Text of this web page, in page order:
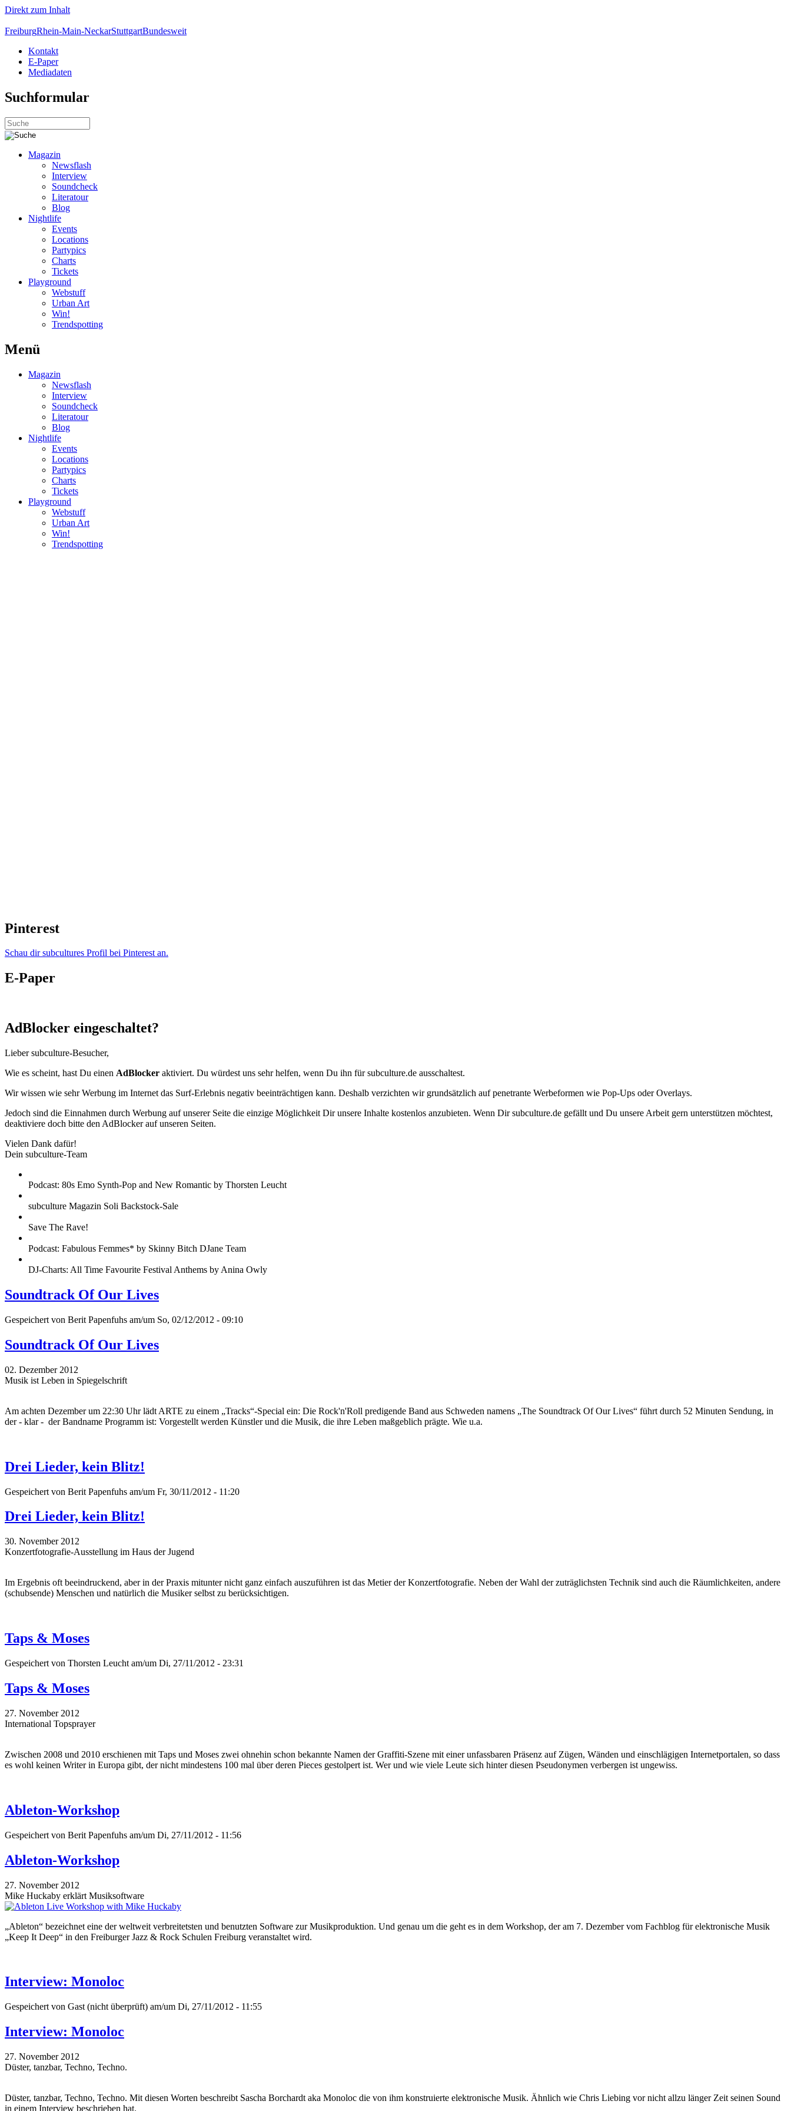
Direkt zum Inhalt
FreiburgRhein-Main-NeckarStuttgartBundesweit
Kontakt
E-Paper
Mediadaten
Suchformular
Magazin
Newsflash
Interview
Soundcheck
Literatour
Blog
Nightlife
Events
Locations
Partypics
Charts
Tickets
Playground
Webstuff
Urban Art
Win!
Trendspotting
Menü
Magazin
Newsflash
Interview
Soundcheck
Literatour
Blog
Nightlife
Events
Locations
Partypics
Charts
Tickets
Playground
Webstuff
Urban Art
Win!
Trendspotting
Pinterest
Schau dir subcultures Profil bei Pinterest an.
E-Paper
AdBlocker eingeschaltet?
Lieber subculture-Besucher,
Wie es scheint, hast Du einen AdBlocker aktiviert. Du würdest uns sehr helfen, wenn Du ihn für subculture.de ausschaltest.
Wir wissen wie sehr Werbung im Internet das Surf-Erlebnis negativ beeinträchtigen kann. Deshalb verzichten wir grundsätzlich auf penetrante Werbeformen wie Pop-Ups oder Overlays.
Jedoch sind die Einnahmen durch Werbung auf unserer Seite die einzige Möglichkeit Dir unsere Inhalte kostenlos anzubieten. Wenn Dir subculture.de gefällt und Du unsere Arbeit gern unterstützen möchtest,
deaktiviere doch bitte den AdBlocker auf unseren Seiten.
Vielen Dank dafür!
Dein subculture-Team
Podcast: 80s Emo Synth-Pop and New Romantic by Thorsten Leucht
subculture Magazin Soli Backstock-Sale
Save The Rave!
Podcast: Fabulous Femmes* by Skinny Bitch DJane Team
DJ-Charts: All Time Favourite Festival Anthems by Anina Owly
Soundtrack Of Our Lives
Gespeichert von Berit Papenfuhs am/um So, 02/12/2012 - 09:10
Soundtrack Of Our Lives
02. Dezember 2012
Musik ist Leben in Spiegelschrift
Am achten Dezember um 22:30 Uhr lädt ARTE zu einem „Tracks“-Special ein: Die Rock'n'Roll predigende Band aus Schweden namens „The Soundtrack Of Our Lives“ führt durch 52 Minuten Sendung, in
der - klar - der Bandname Programm ist: Vorgestellt werden Künstler und die Musik, die ihre Leben maßgeblich prägte. Wie u.a.
Drei Lieder, kein Blitz!
Gespeichert von Berit Papenfuhs am/um Fr, 30/11/2012 - 11:20
Drei Lieder, kein Blitz!
30. November 2012
Konzertfotografie-Ausstellung im Haus der Jugend
Im Ergebnis oft beeindruckend, aber in der Praxis mitunter nicht ganz einfach auszuführen ist das Metier der Konzertfotografie. Neben der Wahl der zuträglichsten Technik sind auch die Räumlichkeiten, andere
(schubsende) Menschen und natürlich die Musiker selbst zu berücksichtigen.
Taps & Moses
Gespeichert von Thorsten Leucht am/um Di, 27/11/2012 - 23:31
Taps & Moses
27. November 2012
International Topsprayer
Zwischen 2008 und 2010 erschienen mit Taps und Moses zwei ohnehin schon bekannte Namen der Graffiti-Szene mit einer unfassbaren Präsenz auf Zügen, Wänden und einschlägigen Internetportalen, so dass
es wohl keinen Writer in Europa gibt, der nicht mindestens 100 mal über deren Pieces gestolpert ist. Wer und wie viele Leute sich hinter diesen Pseudonymen verbergen ist ungewiss.
Ableton-Workshop
Gespeichert von Berit Papenfuhs am/um Di, 27/11/2012 - 11:56
Ableton-Workshop
27. November 2012
Mike Huckaby erklärt Musiksoftware
„Ableton“ bezeichnet eine der weltweit verbreitetsten und benutzten Software zur Musikproduktion. Und genau um die geht es in dem Workshop, der am 7. Dezember vom Fachblog für elektronische Musik
„Keep It Deep“ in den Freiburger Jazz & Rock Schulen Freiburg veranstaltet wird.
Interview: Monoloc
Gespeichert von Gast (nicht überprüft) am/um Di, 27/11/2012 - 11:55
Interview: Monoloc
27. November 2012
Düster, tanzbar, Techno, Techno.
Düster, tanzbar, Techno, Techno. Mit diesen Worten beschreibt Sascha Borchardt aka Monoloc die von ihm konstruierte elektronische Musik. Ähnlich wie Chris Liebing vor nicht allzu länger Zeit seinen Sound
in einem Interview beschrieben hat.